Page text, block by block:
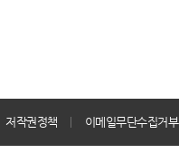
저작권정책 이메일무단수집거부